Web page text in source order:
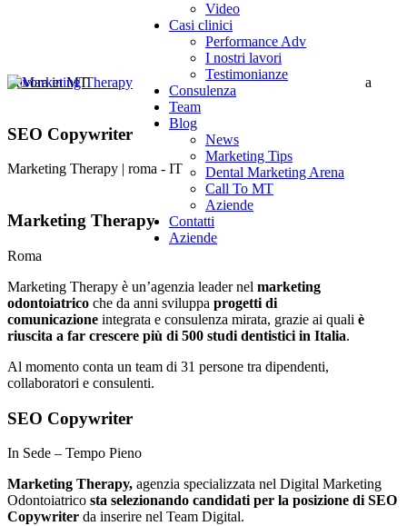
Lavora in MT
Video
Casi clinici
Performance Adv
I nostri lavori
Testimonianze
Consulenza
Team
Blog
News
Marketing Tips
Dental Marketing Arena
Call To MT
Aziende
Contatti
Aziende
a
SEO Copywriter
Marketing Therapy | roma - IT
Marketing Therapy
Roma
Marketing Therapy è un’agenzia leader nel marketing
odontoiatrico che da anni sviluppa progetti di
comunicazione integrata e consulenza mirata, grazie ai quali è
riuscita a far crescere più di 500 studi dentistici in Italia.
Al momento conta un team di 31 persone tra dipendenti,
collaboratori e consulenti.
SEO Copywriter
In Sede – Tempo Pieno
Marketing Therapy, agenzia specializzata nel Digital Marketing
Odontoiatrico sta selezionando candidati per la posizione di SEO
Copywriter da inserire nel Team Digital.